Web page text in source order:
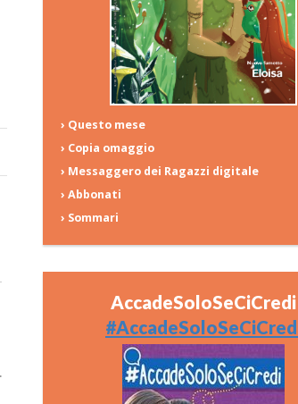
› Questo mese
› Copia omaggio
› Messaggero dei Ragazzi digitale
› Abbonati
› Sommari
AccadeSoloSeCiCredi